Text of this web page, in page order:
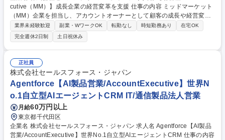
cutive（MM）】成長企業の経営変革を支援 仕事の内容 ミッドマーケット
（MM）企業を担当し、アカウントオーナーとして顧客の成長や経営変革
を支援します。新規開拓から既存顧客への提案活動まで一貫して担当し、
売上計画の策定やテリトリー戦略の立案を行います。 顧客は経営者や役員
クラスが中心となるため、現場課題の解決だけでなく、中長期的な事業成
長や経営課題に踏み込んだ提案を行います。また、マーケティングやイン
サイドセールス、パートナー企業と連携し商談機会を創出。顧客が目指す
将来像の実現を後押しします。 製品販売に留まらず、顧客の成功を実現す
るパートナーとして伴走しながら、新規契約獲得、アップセル・クロスセ
ル提案、契約締結までのクロージングを担います。 募集職種 【名古屋Acc
ountExecutive（MM）】成長企業の経営変革を支援
業界未経験歓迎 副業・WワークOK 転勤なし 時短勤務あり
在宅OK
完全週休2日制
土日祝休み
正社員
株式会社セールスフォース・ジャパン
Agentforce【AI製品営業/AccountExecutive】世界N
o.1自立型AIエージェントCRM IT/通信製品法人営業
月給60万円以上
東京都千代田区
企業名 株式会社セールスフォース・ジャパン 求人名 Agentforce【AI製品
営業/AccountExecutive】世界No.1自立型AIエージェントCRM 仕事の内容